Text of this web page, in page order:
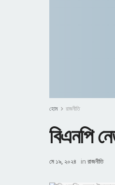
হোম রাজনীতি
বিএনপি
মে ১৯, ২০২৪ in রাজনীতি